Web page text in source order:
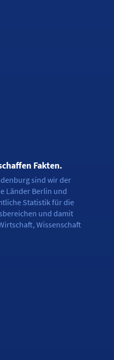
Fakten.
sind wir der
Länder Berlin und
Statistik für die
und damit
Wissenschaft